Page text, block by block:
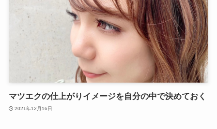
マツエクの仕上がりイメージを自分の中で決めておく
2021年12月16日